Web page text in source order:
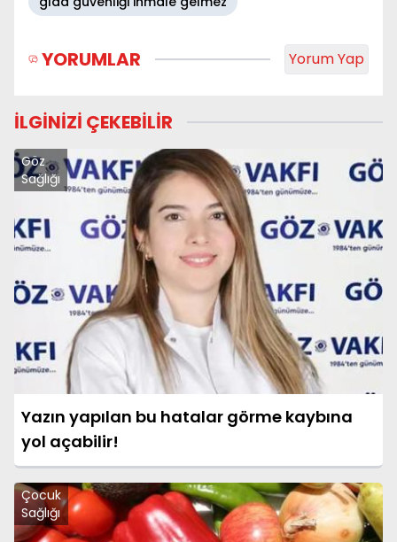
YORUMLAR Yorum Yap
İLGİNİZİ ÇEKEBİLİR
Göz
Sağlığı
Yazın yapılan bu hatalar görme kaybına
yol açabilir!
Çocuk
Sağlığı